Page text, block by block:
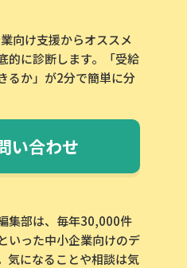
向け支援からオススメ
的に診断します。「受給
るか」が2分で簡単に分
い合わせ
集部は、毎年30,000件
いった中小企業向けのデ
気になることや相談は気